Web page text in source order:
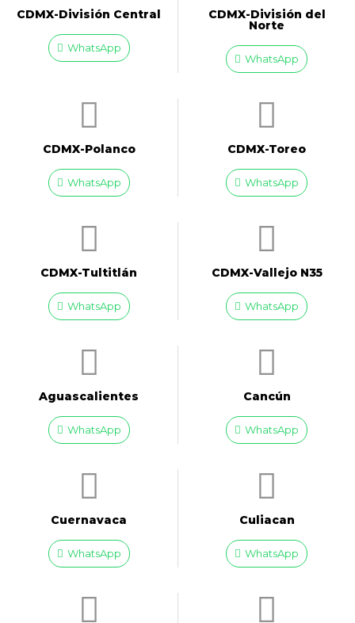
CDMX-División Central
WhatsApp
CDMX-División del
Norte
WhatsApp
CDMX-Polanco
WhatsApp
CDMX-Toreo
WhatsApp
CDMX-Tultitlán
WhatsApp
CDMX-Vallejo N35
WhatsApp
Aguascalientes
WhatsApp
Cancún
WhatsApp
Cuernavaca
WhatsApp
Culiacan
WhatsApp